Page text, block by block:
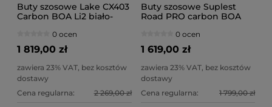
Buty szosowe Lake CX403
Carbon BOA Li2 biało-
0 ocen
1 819,00 zł
zawiera 23% VAT, bez kosztów
dostawy
Cena regularna:
2 269,00 zł
Buty szosowe Suplest
Road PRO carbon BOA
0 ocen
1 619,00 zł
zawiera 23% VAT, bez kosztów
dostawy
Cena regularna:
1 799,00 zł